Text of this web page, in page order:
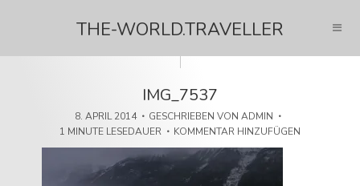
THE-WORLD.TRAVELLER
IMG_7537
8. APRIL 2014 GESCHRIEBEN VON ADMIN
1 MINUTE LESEDAUER
KOMMENTAR HINZUFÜGEN